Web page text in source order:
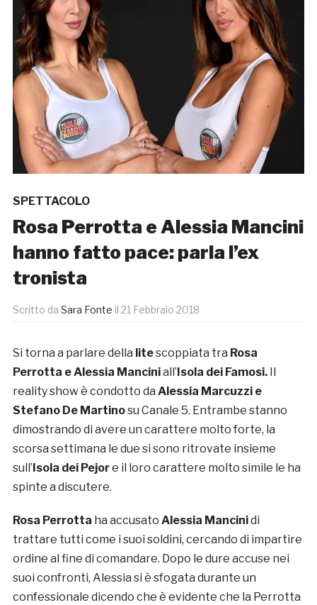
SPETTACOLO
Rosa Perrotta e Alessia Mancini
hanno fatto pace: parla l’ex
tronista
Scritto da Sara Fonte il 21 Febbraio 2018
Si torna a parlare della litescoppiata tra Rosa
Perrotta e Alessia Manciniall’ Isola dei Famosi.
reality show è condotto da Alessia Marcuzzi e
Stefano De Martinosu Canale 5. Entrambe stanno
dimostrando di avere un carattere molto forte, la
scorsa settimana le due si sono ritrovate insieme
sull’ Isola dei Pejore il loro carattere molto simile le ha
spinte a discutere.
Rosa Perrotta ha accusato Alessia Mancinidi
trattare tutti come i suoi soldini, cercando di impartire
ordine al fine di comandare. Dopo le dure accuse nei
suoi confronti, Alessia si è sfogata durante un
confessionale dicendo che è evidente che la Perrotta